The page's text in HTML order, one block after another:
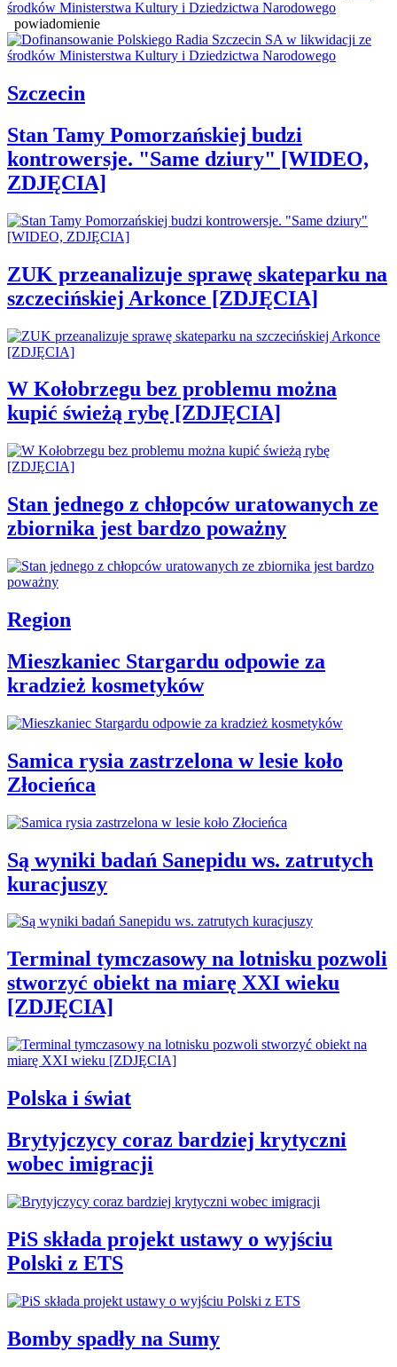
powiadomienie
Szczecin
Stan Tamy Pomorzańskiej budzi
kontrowersje. "Same dziury" [WIDEO,
ZDJĘCIA]
ZUK przeanalizuje sprawę skateparku na
szczecińskiej Arkonce [ZDJĘCIA]
W Kołobrzegu bez problemu można
kupić świeżą rybę [ZDJĘCIA]
Stan jednego z chłopców uratowanych ze
zbiornika jest bardzo poważny
Region
Mieszkaniec Stargardu odpowie za
kradzież kosmetyków
Samica rysia zastrzelona w lesie koło
Złocieńca
Są wyniki badań Sanepidu ws. zatrutych
kuracjuszy
Terminal tymczasowy na lotnisku pozwoli
stworzyć obiekt na miarę XXI wieku
[ZDJĘCIA]
Polska i świat
Brytyjczycy coraz bardziej krytyczni
wobec imigracji
PiS składa projekt ustawy o wyjściu
Polski z ETS
Bomby spadły na Sumy